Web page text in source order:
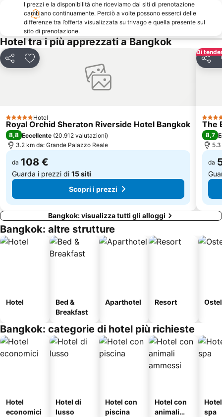
Baiyoke Tower II
BTS National Stadium - W1
BTS Ratchathewi
Bangkok International Trade & Exhibition Centre - Bitec
BTS Ari
BTS Ekkamai
BTS Bang Na
Thailand Cultural Centre
Dusit Garden Palace
Central World Plaza
Bangkok Art and Culture Centre BACC
Bangkok Hua Lamphong Main Station
Ramkhamhaeng
I prezzi e la disponibilità che riceviamo dai siti di prenotazione
cambiano continuamente. Perciò a volte possono esserci delle
differenze tra l’offerta visualizzata su trivago e quella presente sul
sito di prenotazione.
Hotel tra i più apprezzati a Bangkok
CondividiAggiungi ai preferiti
5 Stelle Hotel
Royal Orchid Sheraton Riverside Hotel Bangkok
8,8 Eccellente (20.912 valutazioni)
3.2 km da: Grande Palazzo Reale
da 108 €
Guarda i prezzi di 15 siti
Scopri i prezzi
Di
5
The
8,7
da
Bangkok: visualizza tutti gli alloggi
Bangkok: altre strutture
Hotel
Bed &
Breakfast
Aparthotel Resort
Bangkok: categorie di hotel più richieste
Hotel
economici
Hotel di
lusso
Hotel con
piscina
Hotel con
animali
spa